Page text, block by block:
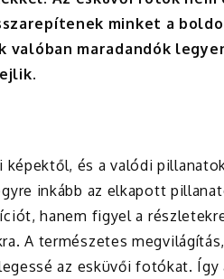
minket a
maradandók
és a valódi
inkább az elkapott
hanem figyel a
A természetes
az esküvői fotókat. Így